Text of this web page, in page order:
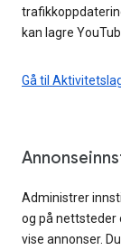
kan lagre
Gå til
Administrer
og på nettsteder
vise annonser.